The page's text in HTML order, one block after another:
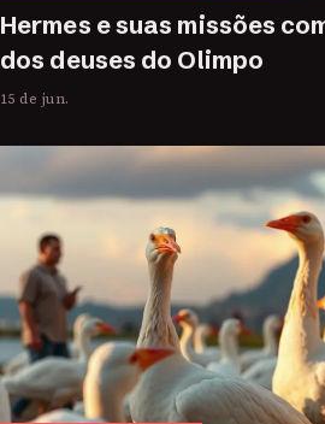
Hermes e suas missões
dos deuses do Olimpo
15 de jun.